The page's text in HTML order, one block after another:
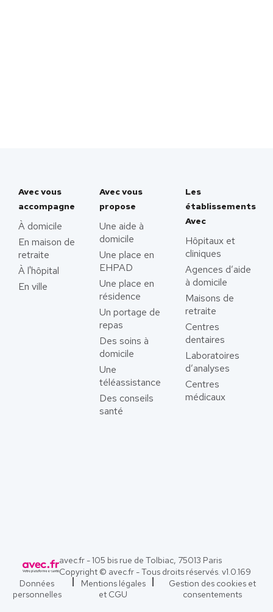
Avec vous
accompagne
À domicile
En maison de
retraite
À l'hôpital
En ville
Avec vous
propose
Une aide à
domicile
Une place en
EHPAD
Une place en
résidence
Un portage de
repas
Des soins à
domicile
Une
téléassistance
Des conseils
santé
Les
établissements
Avec
Hôpitaux et
cliniques
Agences d’aide
à domicile
Maisons de
retraite
Centres
dentaires
Laboratoires
d’analyses
Centres
médicaux
avec.fr - 105 bis rue de Tolbiac, 75013 Paris
Copyright © avec.fr - Tous droits réservés. v1.0.169
Données
personnelles
Mentions légales
et CGU
Gestion des cookies et
consentements